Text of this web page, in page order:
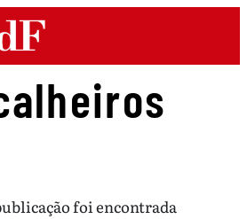
foi encontrada